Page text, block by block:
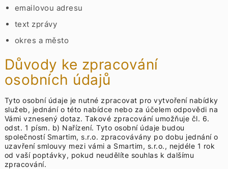
emailovou adresu
text zprávy
okres a město
Důvody ke zpracování
osobních údajů
Tyto osobní údaje je nutné zpracovat pro vytvoření nabídky
služeb, jednání o této nabídce nebo za účelem odpovědi na
Vámi vznesený dotaz. Takové zpracování umožňuje čl. 6.
odst. 1 písm. b) Nařízení. Tyto osobní údaje budou
společností Smartim, s.r.o. zpracovávány po dobu jednání o
uzavření smlouvy mezi vámi a Smartim, s.r.o., nejdéle 1 rok
od vaší poptávky, pokud neudělíte souhlas k dalšímu
zpracování.